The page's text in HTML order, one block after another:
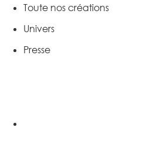
Toute nos créations
Univers
Presse